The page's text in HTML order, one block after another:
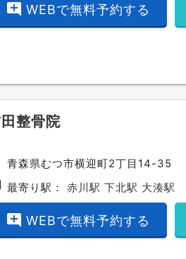
add_comment WEBで無料予約する
整骨院
青森県むつ市横迎町2丁目14-35
最寄り駅：赤川駅 下北駅 大湊駅
add_comment WEBで無料予約する